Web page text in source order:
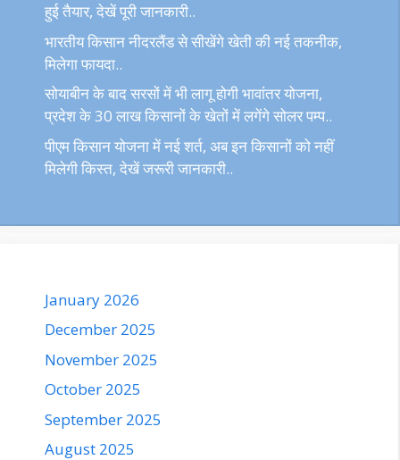
हुई तैयार, देखें पूरी जानकारी..
भारतीय किसान नीदरलैंड से सीखेंगे खेती की नई तकनीक,
मिलेगा फायदा..
सोयाबीन के बाद सरसों में भी लागू होगी भावांतर योजना,
प्रदेश के 30 लाख किसानों के खेतों में लगेंगे सोलर पम्प..
पीएम किसान योजना में नई शर्त, अब इन किसानों को नहीं
मिलेगी किस्त, देखें जरूरी जानकारी..
January 2026
December 2025
November 2025
October 2025
September 2025
August 2025